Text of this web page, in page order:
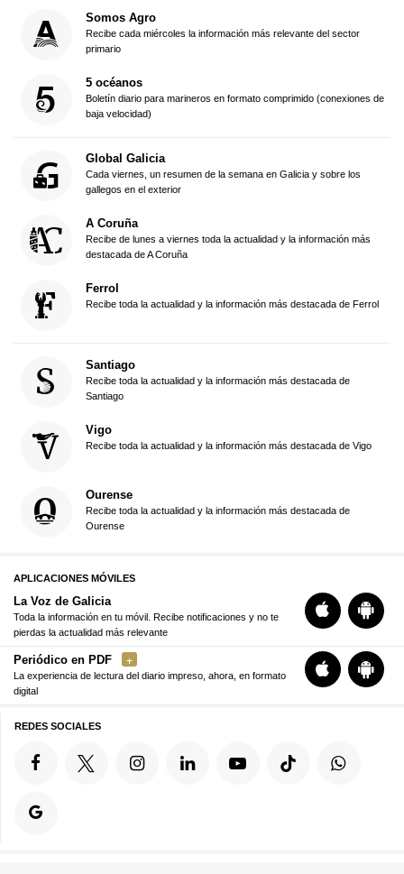
Somos Agro
Recibe cada miércoles la información más relevante del sector
primario
5 océanos
Boletín diario para marineros en formato comprimido (conexiones de
baja velocidad)
Global Galicia
Cada viernes, un resumen de la semana en Galicia y sobre los
gallegos en el exterior
A Coruña
Recibe de lunes a viernes toda la actualidad y la información más
destacada de A Coruña
Ferrol
Recibe toda la actualidad y la información más destacada de Ferrol
Santiago
Recibe toda la actualidad y la información más destacada de
Santiago
Vigo
Recibe toda la actualidad y la información más destacada de Vigo
Ourense
Recibe toda la actualidad y la información más destacada de
Ourense
APLICACIONES MÓVILES
La Voz de Galicia
Toda la información en tu móvil. Recibe notificaciones y no te
pierdas la actualidad más relevante
Periódico en PDF
La experiencia de lectura del diario impreso, ahora, en formato
digital
REDES SOCIALES